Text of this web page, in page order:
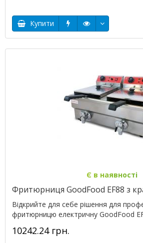
Купити
Є в наявності
Фритюрниця GoodFood EF88 з
Відкрийте для себе рішення для
фритюрницю електричну GoodFood
10242.24 грн.